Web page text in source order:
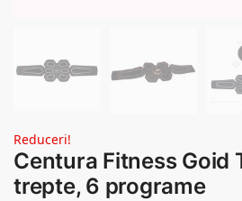
Reduceri!
Centura Fitness Goid
trepte, 6 programe